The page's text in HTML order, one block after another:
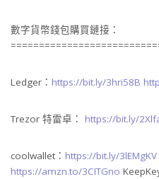
數字貨幣錢包購買鏈接：
Ledger： https://bit.ly/3hri58B
Trezor 特雷卓： https://bit.ly/
coolwallet： https://bit.ly/3lEMgKV
https://amzn.to/3CITGno